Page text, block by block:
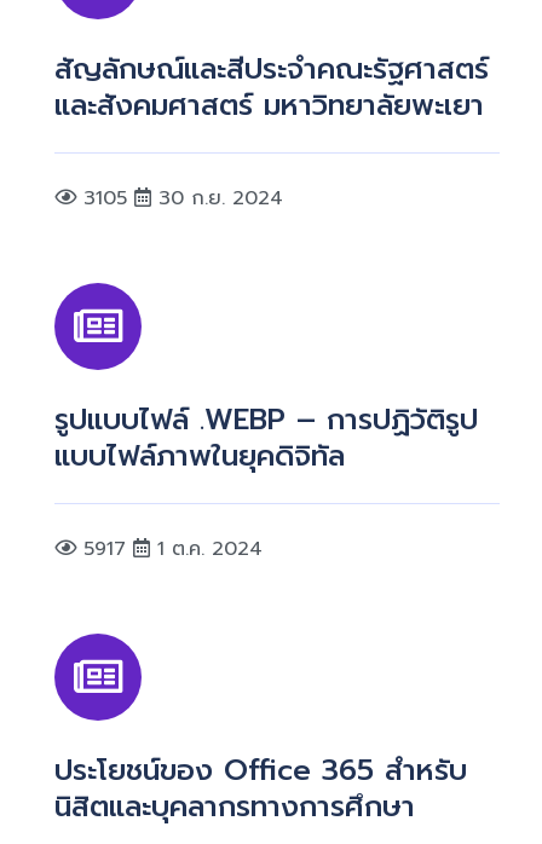
สัญลักษณ์และสีประจำคณะรัฐศาสตร์
และสังคมศาสตร์ มหาวิทยาลัยพะเยา
3105 30 ก.ย. 2024
รูปแบบไฟล์ .WEBP – การปฏิวัติรูป
แบบไฟล์ภาพในยุคดิจิทัล
5917 1 ต.ค. 2024
ประโยชน์ของ Office 365 สำหรับ
นิสิตและบุคลากรทางการศึกษา